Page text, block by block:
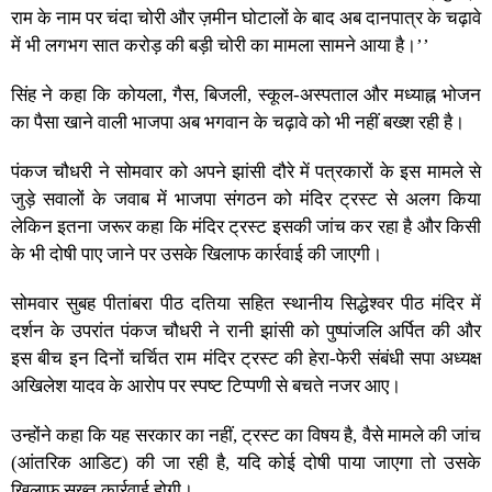
राम के नाम पर चंदा चोरी और ज़मीन घोटालों के बाद अब दानपात्र के चढ़ावे
में भी लगभग सात करोड़ की बड़ी चोरी का मामला सामने आया है।’’
सिंह ने कहा कि कोयला, गैस, बिजली, स्कूल-अस्पताल और मध्याह्न भोजन
का पैसा खाने वाली भाजपा अब भगवान के चढ़ावे को भी नहीं बख्श रही है।
पंकज चौधरी ने सोमवार को अपने झांसी दौरे में पत्रकारों के इस मामले से
जुड़े सवालों के जवाब में भाजपा संगठन को मंदिर ट्रस्ट से अलग किया
लेकिन इतना जरूर कहा कि मंदिर ट्रस्ट इसकी जांच कर रहा है और किसी
के भी दोषी पाए जाने पर उसके खिलाफ कार्रवाई की जाएगी।
सोमवार सुबह पीतांबरा पीठ दतिया सहित स्थानीय सिद्धेश्वर पीठ मंदिर में
दर्शन के उपरांत पंकज चौधरी ने रानी झांसी को पुष्पांजलि अर्पित की और
इस बीच इन दिनों चर्चित राम मंदिर ट्रस्ट की हेरा-फेरी संबंधी सपा अध्यक्ष
अखिलेश यादव के आरोप पर स्पष्ट टिप्पणी से बचते नजर आए।
उन्होंने कहा कि यह सरकार का नहीं, ट्रस्ट का विषय है, वैसे मामले की जांच
(आंतरिक आडिट) की जा रही है, यदि कोई दोषी पाया जाएगा तो उसके